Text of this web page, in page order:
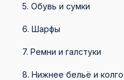
5. Обувь и сумки
6. Шарфы
7. Ремни и галстуки
8. Нижнее бельё и